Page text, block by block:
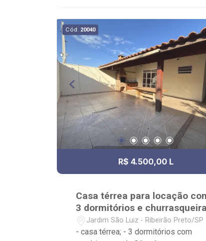
HapiVida, UNAERP e Novo Shopping.
Cód. 20040
R$ 4.500,00 L
Casa térrea para locação
3 dormitórios e churrasqueira
Jd. São Luiz
Jardim São Luiz - Ribeirão Preto/SP
- casa térrea; - 3 dormitórios com